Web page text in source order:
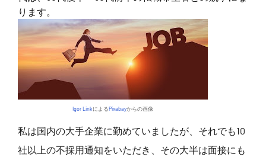
ります。
Igor LinkによるPixabayからの画像
私は国内の大手企業に勤めていましたが、それでも10
社以上の不採用通知をいただき、その大半は面接にも